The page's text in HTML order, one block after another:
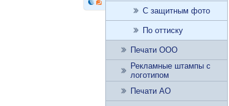
С защитным фото
По оттиску
Печати ООО
Рекламные штампы с
логотипом
Печати АО